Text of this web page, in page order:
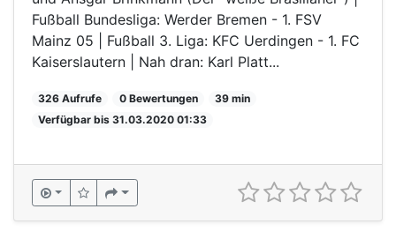
Fußball Bundesliga: Werder Bremen - 1. FSV
Mainz 05 | Fußball 3. Liga: KFC Uerdingen - 1. FC
Kaiserslautern | Nah dran: Karl Platt...
326 Aufrufe 0 Bewertungen
39 min
Verfügbar bis 31.03.2020 01:33